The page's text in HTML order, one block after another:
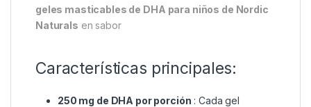
geles masticables de DHA para niños de Nordic
Naturals en sabor
Características principales:
250 mg de DHA por porción : Cada gel